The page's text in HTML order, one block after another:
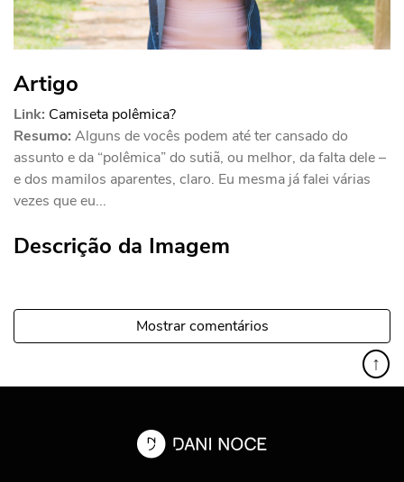
Artigo
Link: Camiseta polêmica?
Resumo: Alguns de vocês podem até ter cansado do
assunto e da “polêmica” do sutiã, ou melhor, da falta dele –
e dos mamilos aparentes, claro. Eu mesma já falei várias
vezes que eu...
Descrição da Imagem
Mostrar comentários
↑